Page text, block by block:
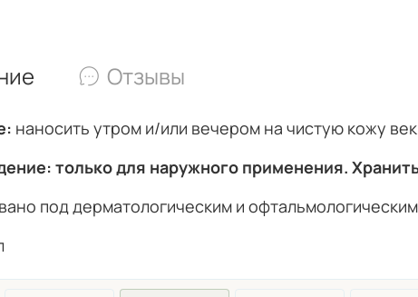
Отзывы
наносить утром и/или вечером на чистую кожу век
e: только для наружного применения.
под дерматологическим и